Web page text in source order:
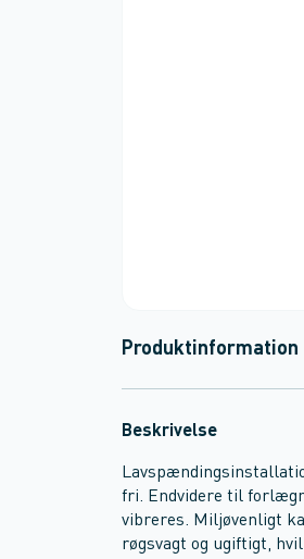
Produktinformation
Beskrivelse
fri. Endvidere til
vibreres. Miljøvenligt
røgsvagt og ugiftigt,